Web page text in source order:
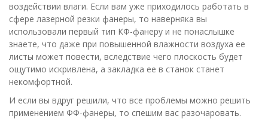
воздействии влаги. Если вам уже приходилось работать в
сфере лазерной резки фанеры, то наверняка вы
использовали первый тип КФ-фанеру и не понаслышке
знаете, что даже при повышенной влажности воздуха ее
листы может повести, вследствие чего плоскость будет
ощутимо искривлена, а закладка ее в станок станет
некомфортной.
И если вы вдруг решили, что все проблемы можно решить
применением ФФ-фанеры, то спешим вас разочаровать.